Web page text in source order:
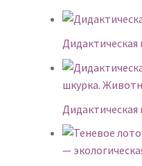
Дидактическая
Дидактическая